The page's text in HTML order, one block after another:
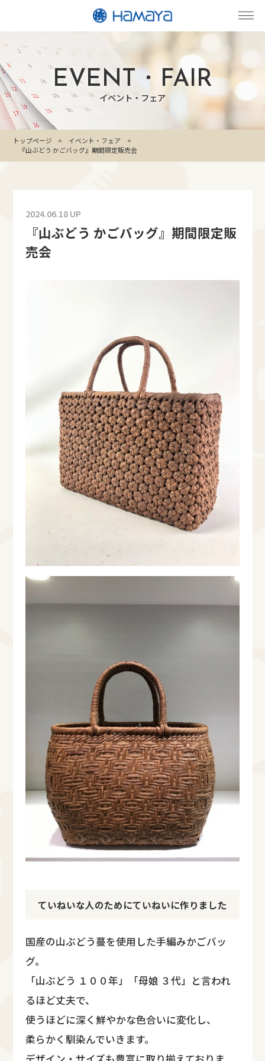
EVENT・FAIR
イベント・フェア
トップページ
イベント・フェア
『山ぶどう かごバッグ』期間限定販売会
2024.06.18 UP
『山ぶどう かごバッグ』期間限定販
売会
ていねいな人のためにていねいに作りました
国産の山ぶどう蔓を使用した手編みかごバッ
グ。
「山ぶどう １００年」「母娘 ３代」と言われ
るほど丈夫で、
使うほどに深く鮮やかな色合いに変化し、
柔らかく馴染んでいきます。